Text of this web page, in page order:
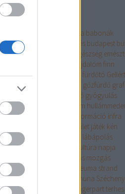
a víz világnapja babonák
betegségmegelőzés budapest
csúszda egészség
fájdalom finn
fürdés fürdőtó Gellért
Gellért hotel gőzfürdő
gyógyfürdő gyógyulás
háttér hullám
illemtan információ infra
ízület játék kén
lábápolás
magyar fürdőkultúra napja
megtisztulás mozgás
nyár reuma strand
éjszakája
szanuna
szokások tengerpartterhes